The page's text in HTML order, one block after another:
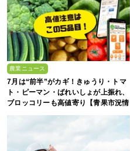
農業ニュース
7月は“前半”がカギ！きゅうり・トマ
ト・ピーマン・ばれいしょが上振れ、
ブロッコリーも高値寄り【青果市況情
報アプリ「YAOYASAN」】